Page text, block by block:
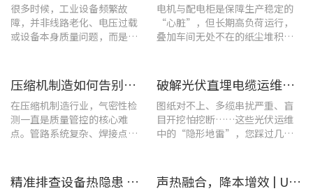
很多时候，工业设备频繁故
障，并非线路老化、电压过载
或设备本身质量问题，而是谐
电机与配电柜是保障生产稳定的
“心脏”，但长期高负荷运行，
叠加车间无处不在的纸尘堆积，
压缩机制造如何告别“气密性焦虑”?UT568F红外声热成像仪实战揭秘
在压缩机制造行业，气密性检
测一直是质量管控的核心难
点。管路系统复杂、焊接点众
破解光伏直埋电缆运维难题：UT689B智能管线探测仪实测纪实
图纸对不上、多缆串扰严重、盲
目开挖怕挖断……这些光伏运维
中的“隐形地雷”，您踩过几
​精准排查设备热隐患 | UTi640J智能型红外热成像仪赋能光伏电站高效运维 声热融合，降本增效 | UT568F红外声成像仪，以智能巡检筑牢气体厂区安全屏障